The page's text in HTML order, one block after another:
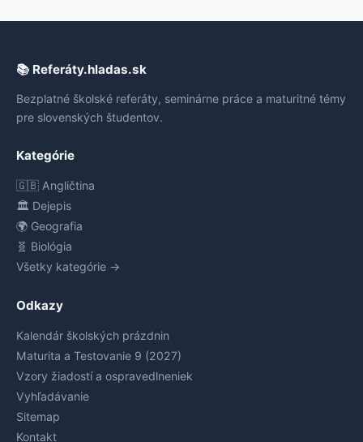
📚 Referáty.hladas.sk
Bezplatné školské referáty, seminárne práce a maturitné témy
pre slovenských študentov.
Kategórie
🇬🇧 Angličtina
🏛️ Dejepis
🌍 Geografia
🧬 Biológia
Všetky kategórie →
Odkazy
Kalendár školských prázdnin
Maturita a Testovanie 9 (2027)
Vzory žiadostí a ospravedlneniek
Vyhľadávanie
Sitemap
Kontakt